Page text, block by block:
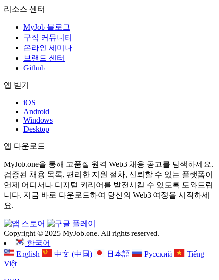
리소스 센터
MyJob 블로그
구직 커뮤니티
온라인 세미나
브랜드 센터
Github
앱 받기
iOS
Android
Windows
Desktop
앱 다운로드
MyJob.one을 통해 고품질 원격 Web3 채용 공고를 탐색하세요.
검증된 채용 목록, 편리한 지원 절차, 신뢰할 수 있는 플랫폼이
언제 어디서나 디지털 커리어를 발전시킬 수 있도록 도와드립
니다. 지금 바로 다운로드하여 당신의 Web3 여정을 시작하세
요.
Copyright © 2025 MyJob.one. All rights reserved.
한국어
English
中文 (中国) 日本語 Русский
Tiếng
Việt